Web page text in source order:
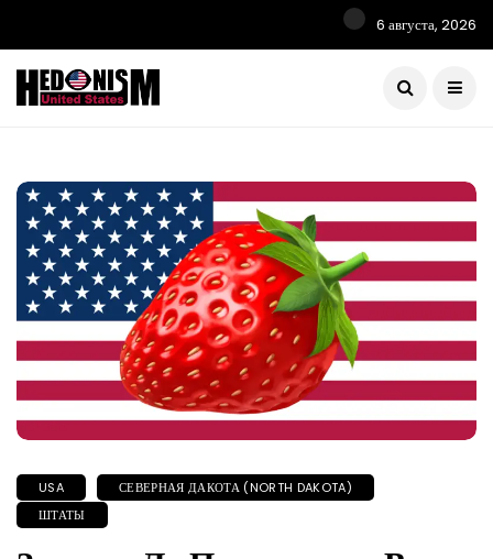
6 августа, 2026
USA
СЕВЕРНАЯ ДАКОТА (NORTH DAKOTA)
ШТАТЫ